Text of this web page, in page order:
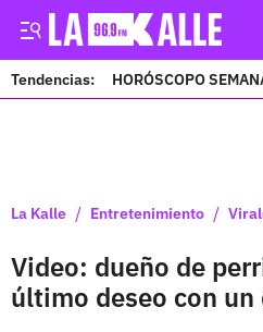
Tendencias: HORÓSCOPO
La Kalle / Entretenimiento /
Video: dueño de
último deseo con un